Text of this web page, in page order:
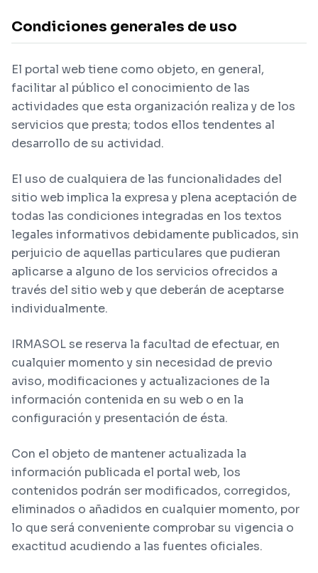
Condiciones generales de uso
El portal web tiene como objeto, en general,
facilitar al público el conocimiento de las
actividades que esta organización realiza y de los
servicios que presta; todos ellos tendentes al
desarrollo de su actividad.
El uso de cualquiera de las funcionalidades del
sitio web implica la expresa y plena aceptación de
todas las condiciones integradas en los textos
legales informativos debidamente publicados, sin
perjuicio de aquellas particulares que pudieran
aplicarse a alguno de los servicios ofrecidos a
través del sitio web y que deberán de aceptarse
individualmente.
IRMASOL se reserva la facultad de efectuar, en
cualquier momento y sin necesidad de previo
aviso, modificaciones y actualizaciones de la
información contenida en su web o en la
configuración y presentación de ésta.
Con el objeto de mantener actualizada la
información publicada el portal web, los
contenidos podrán ser modificados, corregidos,
eliminados o añadidos en cualquier momento, por
lo que será conveniente comprobar su vigencia o
exactitud acudiendo a las fuentes oficiales.